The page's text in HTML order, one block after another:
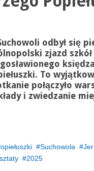
odbył się
zjazd
To
połączyło
i zwiedzanie
Suchowola
2025